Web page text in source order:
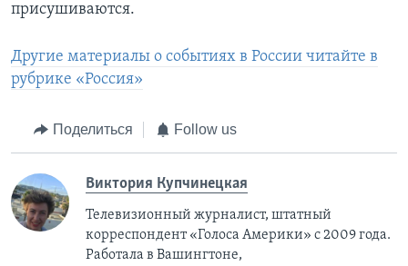
присушиваются.
Другие материалы о событиях в России читайте в
рубрике «Россия»
Поделиться Follow us
Виктория Купчинецкая
Телевизионный журналист, штатный
корреспондент «Голоса Америки» с 2009 года.
Работала в Вашингтоне,